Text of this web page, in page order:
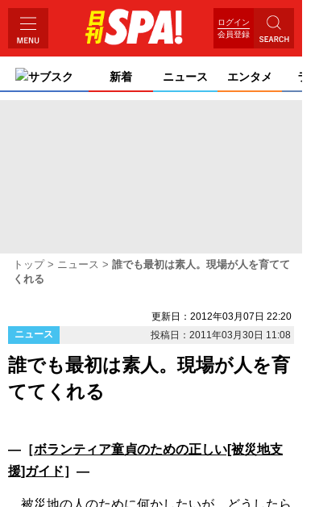
ログイン
会員登録
サブスク 新着 ニュース エンタメ ライ
トップ ニュース
誰でも最初は素人。現場が人を育てて
くれる
更新日：2012年03月07日 22:20
ニュース
投稿日：2011年03月30日 11:08
誰でも最初は素人。現場が人を育
ててくれる
―［ボランティア童貞のための正しい[被災地支
援]ガイド］―
被災地の人のために何かしたいが、どうしたら